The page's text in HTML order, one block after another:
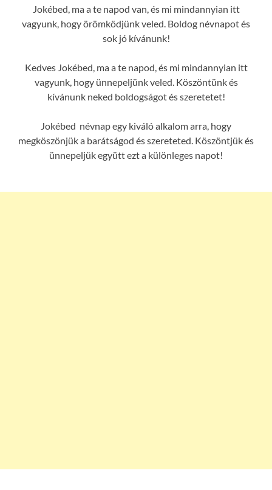
Jokébed, ma a te napod van, és mi mindannyian itt
vagyunk, hogy örömködjünk veled. Boldog névnapot és
sok jó kívánunk!
Kedves Jokébed, ma a te napod, és mi mindannyian itt
vagyunk, hogy ünnepeljünk veled. Köszöntünk és
kívánunk neked boldogságot és szeretetet!
Jokébed névnap egy kiváló alkalom arra, hogy
megköszönjük a barátságod és szereteted. Köszöntjük és
ünnepeljük együtt ezt a különleges napot!